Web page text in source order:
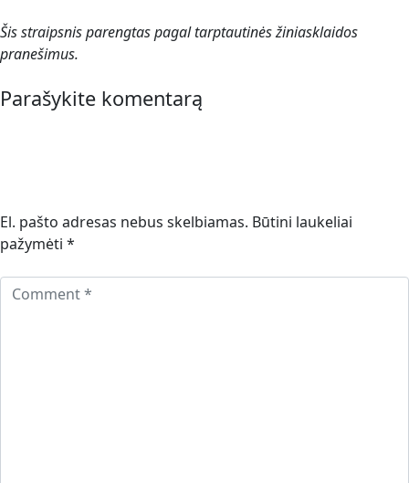
Šis straipsnis parengtas pagal tarptautinės žiniasklaidos
pranešimus.
Parašykite komentarą
El. pašto adresas nebus skelbiamas. Būtini laukeliai
pažymėti *